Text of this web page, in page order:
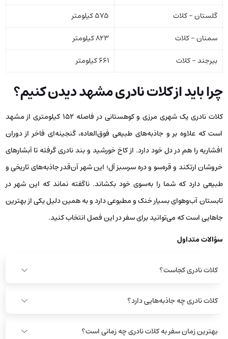
گلستان – کلات
۵۷۵ کیلومتر
سمنان – کلات
۸۲۳ کیلومتر
بیرجند – کلات
۶۶۱ کیلومتر
چرا باید از کلات نادری مشهد دیدن کنیم؟
کلات نادری یک شهری مرزی و کوهستانی در فاصله ۱۵۲ کیلومتری از مشهد
است که علاوه بر و جاذبه‌های طبیعی فوق‌العاده، گنجینه‌ای فاخر از دوران
افشاریه را هم در دل خود دارد. از کاخ خورشید و بند نادری گرفته تا آبشارهای
خروشان ارتکند و قره‌سو و دره سرسبز آل؛ این شهر آن‌قدر جاذبه‌های تاریخی و
طبیعی دارد که شما را به‌سوی خود بکشاند. ناگفته نماند که این شهر در
تابستان آب‌وهوای بسیار خنک و مطبوعی دارد و به همین دلیل یکی از بهترین
جاهایی است که می‌توانید برای سفر در این فصل انتخاب کنید.
سؤالات متداول
کلات نادری کجاست؟
کلات نادری چه جاذبه‌هایی دارد؟
بهترین زمان سفر به کلات نادری چه زمانی است؟